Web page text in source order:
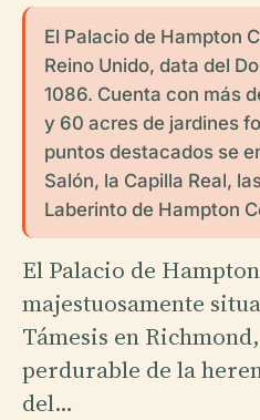
El Palacio de Hampton
Reino Unido, data del
1086. Cuenta con más
y 60 acres de jardines
puntos destacados se
Salón, la Capilla Real,
Laberinto de Hampton
El Palacio de
majestuosamente
Támesis en
perdurable de la
del…